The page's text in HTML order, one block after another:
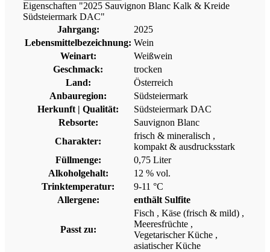
Eigenschaften "2025 Sauvignon Blanc Kalk & Kreide
Südsteiermark DAC"
Jahrgang:
2025
Lebensmittelbezeichnung: Wein
Weinart:
Weißwein
Geschmack:
trocken
Land:
Österreich
Anbauregion:
Südsteiermark
Herkunft | Qualität:
Südsteiermark DAC
Rebsorte:
Sauvignon Blanc
Charakter:
frisch & mineralisch ,
kompakt & ausdrucksstark
Füllmenge:
0,75 Liter
Alkoholgehalt:
12 % vol.
Trinktemperatur:
9-11 °C
Allergene:
enthält Sulfite
Passt zu:
Fisch , Käse (frisch & mild) ,
Meeresfrüchte ,
Vegetarischer Küche ,
asiatischer Küche